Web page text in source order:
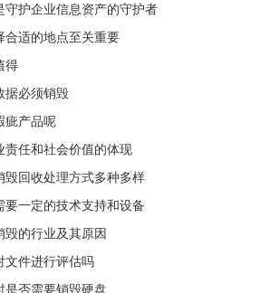
守护企业信息资产的守护者
合适的地点至关重要
得
据必须销毁
疵产品呢
责任和社会价值的体现
毁回收处理方式多种多样
要一定的技术支持和设备
毁的行业及其原因
文件进行评估吗
是否需要销毁硬盘